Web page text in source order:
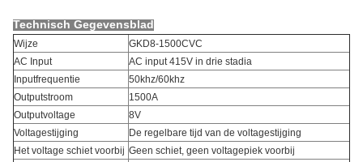
Technisch Gegevensblad
Wijze
GKD8-1500CVC
AC Input
AC input 415V in drie stadia
Inputfrequentie
50khz/60khz
Outputstroom
1500A
Outputvoltage
8V
Voltagestijging
De regelbare tijd van de voltagestijging
Het voltage schiet voorbij Geen schiet, geen voltagepiek voorbij